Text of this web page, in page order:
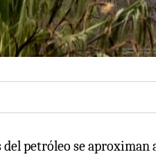
petróleo se